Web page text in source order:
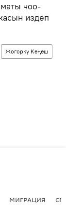
чоо-
издеп
Жогорку Кеңеш
МИГРАЦИЯ